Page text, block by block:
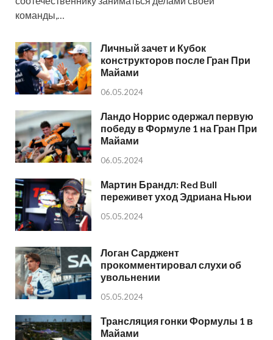
команды,…
Личный зачет и Кубок
конструкторов после Гран При
Майами
06.05.2024
Ландо Норрис одержал первую
победу в Формуле 1 на Гран При
Майами
06.05.2024
Мартин Брандл: Red Bull
переживет уход Эдриана Ньюи
05.05.2024
Логан Сарджент
прокомментировал слухи об
увольнении
05.05.2024
Трансляция гонки Формулы 1 в
Майами